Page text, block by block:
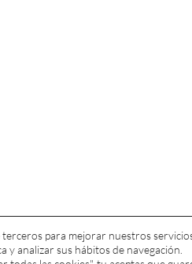
terceros para mejorar nuestros
analizar sus hábitos de navegación.